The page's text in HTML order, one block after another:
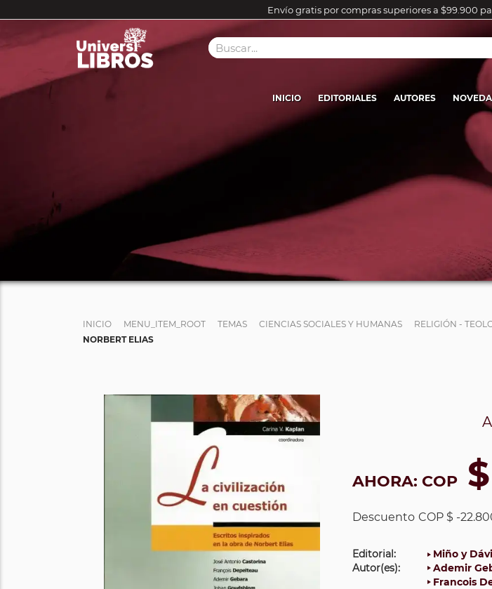
Envío gratis por compras superiores a $99.900
INICIO EDITORIALES AUTORES
INICIO MENU_ITEM_ROOT TEMAS CIENCIAS SOCIALES Y HUMANAS RELIGIÓN -
NORBERT ELIAS
AHORA: COP
Descuento COP $ -
Editorial:
Miño y
Autor(es):
Ademir
Francois